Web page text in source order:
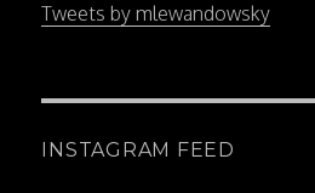
Tweets by mlewandowsky
INSTAGRAM FEED